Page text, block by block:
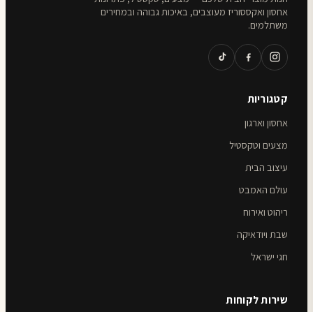
אחסון ואקססוריז מעוצבים, באיכות גבוהה ובמחירים
משתלמים.
קטגוריות
אחסון וארגון
מצעים וטקסטיל
עיצוב הבית
עולם האמבט
ריהוט ואירוח
שבת ויודאיקה
חגי ישראל
שירות לקוחות